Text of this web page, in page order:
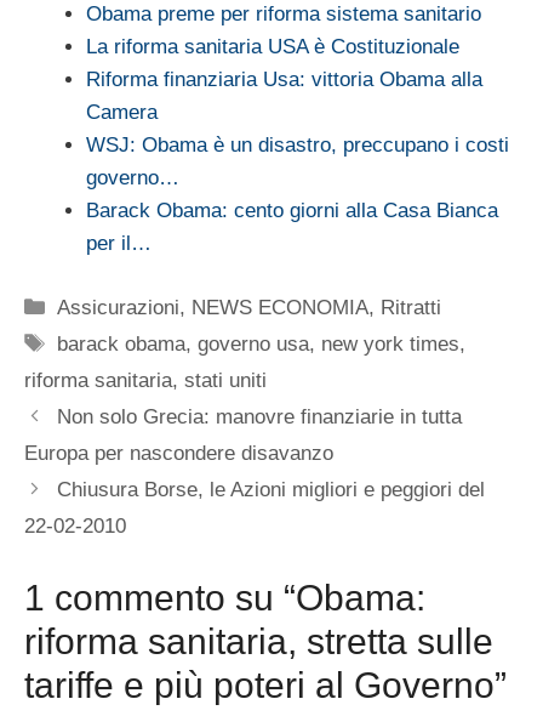
Obama preme per riforma sistema sanitario
La riforma sanitaria USA è Costituzionale
Riforma finanziaria Usa: vittoria Obama alla
Camera
WSJ: Obama è un disastro, preccupano i costi
governo…
Barack Obama: cento giorni alla Casa Bianca
per il…
Categorie
Assicurazioni, NEWS ECONOMIA, Ritratti
Tag
barack obama,governo usa, new york times,
riforma sanitaria, stati uniti
Non solo Grecia: manovre finanziarie in tutta
Europa per nascondere disavanzo
Chiusura Borse, le Azioni migliori e peggiori del
22-02-2010
1 commento su “Obama:
riforma sanitaria, stretta sulle
tariffe e più poteri al Governo”